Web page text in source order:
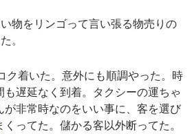
物をリンゴって言い張る物売りの
。
ク着いた。意外にも順調やった。時
も遅延なく到着。
タクシーの運ちゃ
が非常時なのをいい事に、客を選び
くってた。儲かる客以外断ってた。